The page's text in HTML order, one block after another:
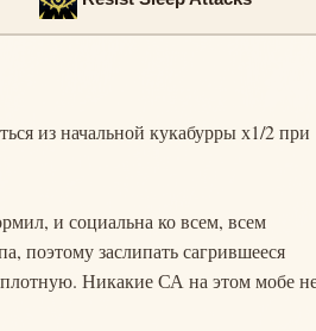
из начальной кукабурры х1/2 при
и социальна ко всем, всем
поэтому заслипать сагрившееся
Никакие СА на этом мобе